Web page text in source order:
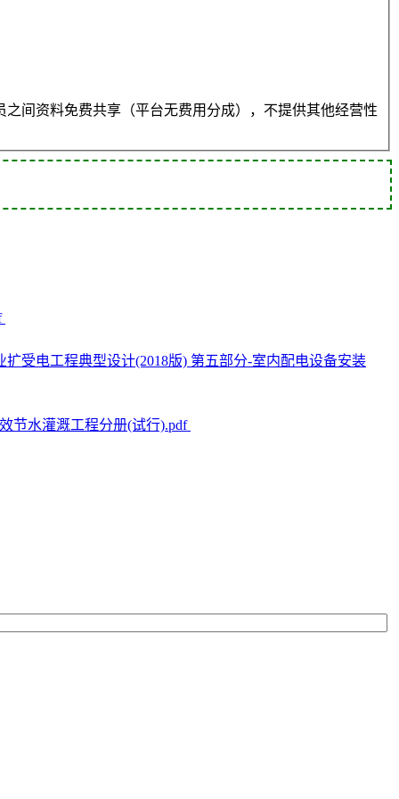
间资料免费共享（平台无费用分成），不提供其他经营性
扩受电工程典型设计(2018版) 第五部分-室内配电设备安装
节水灌溉工程分册(试行).pdf